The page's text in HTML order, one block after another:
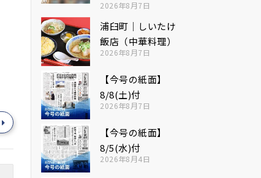
2026年8月7日
浦臼町｜しいたけ
飯店（中華料理）
2026年8月7日
【今号の紙面】
8/8(土)付
2026年8月7日
【今号の紙面】
8/5(水)付
2026年8月4日